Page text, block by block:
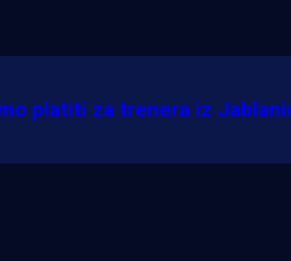
htio poručiti?
dolazi u veoma
platiti za trenera iz